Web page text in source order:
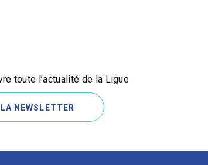
toute l’actualité de la Ligue
NEWSLETTER